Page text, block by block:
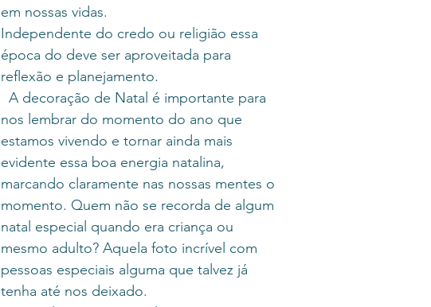
em nossas vidas.
Independente do credo ou religião essa
época do deve ser aproveitada para
reflexão e planejamento.
nos lembrar do momento do ano que
estamos vivendo e tornar ainda mais
evidente essa boa energia natalina,
marcando claramente nas nossas mentes o
momento. Quem não se recorda de algum
natal especial quando era criança ou
mesmo adulto? Aquela foto incrível com
pessoas especiais alguma que talvez já
tenha até nos deixado.